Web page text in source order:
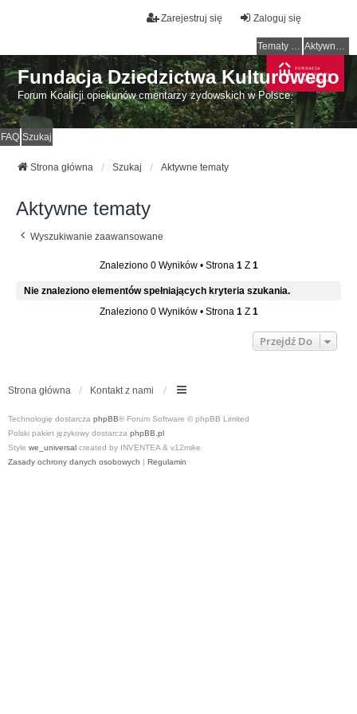
Zaloguj się
Zarejestruj się
Tematy bez odpowiedzi Aktywne tematy
Fundacja Dziedzictwa Kulturowego
Forum Koalicji opiekunów cmentarzy żydowskich w Polsce.
FAQ Szukaj
Strona główna Szukaj Aktywne tematy
Aktywne tematy
Wyszukiwanie zaawansowane
Znaleziono 0 Wyników • Strona 1Z 1
Nie znaleziono elementów spełniających kryteria szukania.
Znaleziono 0 Wyników • Strona 1Z 1
Przejdź Do
Strona główna Kontakt z nami
Technologię dostarcza phpBB® Forum Software © phpBB Limited
Polski pakiet językowy dostarcza phpBB.pl
Style we_universal created by INVENTEA & v12mike
Zasady ochrony danych osobowych | Regulamin